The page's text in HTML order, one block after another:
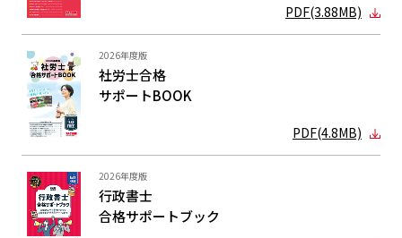
PDF(3.88MB)
2026年度版
社労士合格
サポートBOOK
PDF(4.8MB)
2026年度版
行政書士
合格サポートブック